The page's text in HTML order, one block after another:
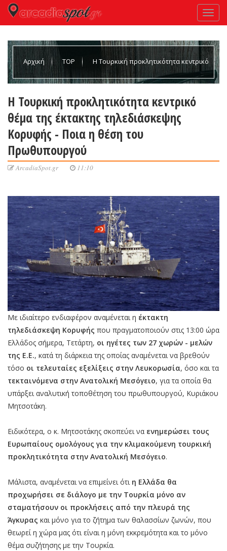
Αρχική TOP Η Τουρκική προκλητικότητα κεντρικό
Πρωθυπουργού
Η Τουρκική προκλητικότητα κεντρικό
θέμα της έκτακτης τηλεδιάσκεψης
Κορυφής - Ποια η θέση του
Πρωθυπουργού
ArcadiaSpot.gr 11:10
Με ιδιαίτερο ενδιαφέρον αναμένεται η έκτακτη
τηλεδιάσκεψη Κορυφής που πραγματοποιούν στις 13:00 ώρα
Ελλάδος σήμερα, Τετάρτη, οι ηγέτες των 27 χωρών - μελών
της Ε.Ε., κατά τη διάρκεια της οποίας αναμένεται να βρεθούν
τόσο οι τελευταίες εξελίξεις στην Λευκορωσία, όσο και τα
τεκταινόμενα στην Ανατολική Μεσόγειο, για τα οποία θα
υπάρξει αναλυτική τοποθέτηση του πρωθυπουργού, Κυριάκου
Μητσοτάκη.
Ειδικότερα, ο κ. Μητσοτάκης σκοπεύει να ενημερώσει τους
Ευρωπαίους ομολόγους για την κλιμακούμενη τουρκική
προκλητικότητα στην Ανατολική Μεσόγειο.
Μάλιστα, αναμένεται να επιμείνει ότι η Ελλάδα θα
προχωρήσει σε διάλογο με την Τουρκία μόνο αν
σταματήσουν οι προκλήσεις από την πλευρά της
Άγκυρας και μόνο για το ζήτημα των θαλασσίων ζωνών, που
θεωρεί η χώρα μας ότι είναι η μόνη εκκρεμότητα και το μόνο
θέμα συζήτησης με την Τουρκία.